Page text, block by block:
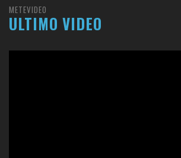
METEVIDEO
ULTIMO VIDEO